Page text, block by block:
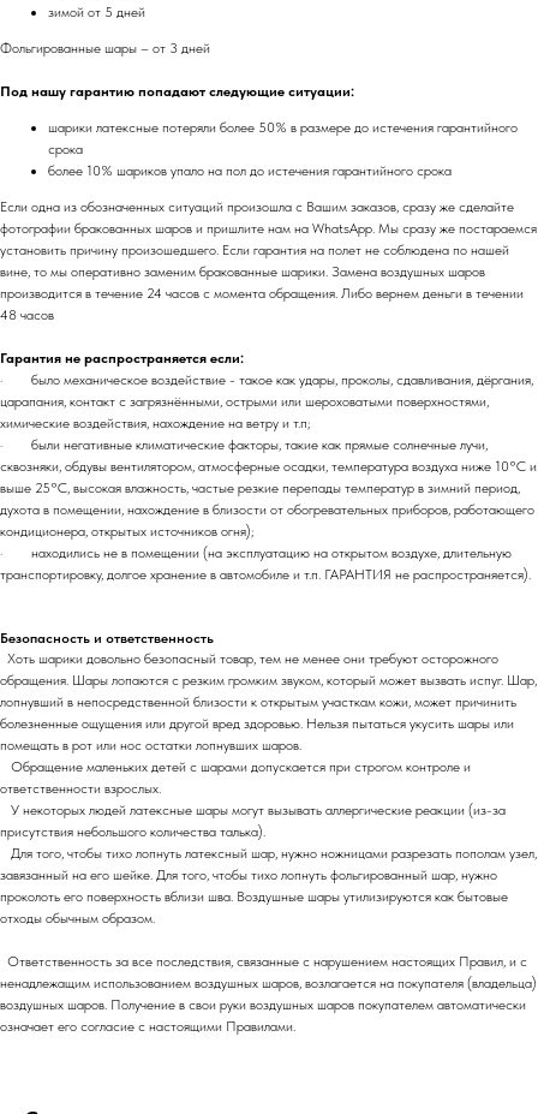
зимой от 5 дней
Фольгированные шары – от 3 дней
Под нашу гарантию попадают следующие ситуации:
шарики латексные потеряли более 50% в размере до истечения гарантийного
срока
более 10% шариков упало на пол до истечения гарантийного срока
Если одна из обозначенных ситуаций произошла с Вашим заказов, сразу же сделайте
фотографии бракованных шаров и пришлите нам на WhatsApp. Мы сразу же постараемся
установить причину произошедшего. Если гарантия на полет не соблюдена по нашей
вине, то мы оперативно заменим бракованные шарики. Замена воздушных шаров
производится в течение 24 часов с момента обращения. Либо вернем деньги в течении
48 часов
Гарантия не распространяется если:
· было механическое воздействие - такое как удары, проколы, сдавливания, дёргания,
царапания, контакт с загрязнёнными, острыми или шероховатыми поверхностями,
химические воздействия, нахождение на ветру и т.п;
· были негативные климатические факторы, такие как прямые солнечные лучи,
сквозняки, обдувы вентилятором, атмосферные осадки, температура воздуха ниже 10°C и
выше 25°C, высокая влажность, частые резкие перепады температур в зимний период,
духота в помещении, нахождение в близости от обогревательных приборов, работающего
кондиционера, открытых источников огня);
· находились не в помещении (на эксплуатацию на открытом воздухе, длительную
транспортировку, долгое хранение в автомобиле и т.п. ГАРАНТИЯ не распространяется).
Безопасность и ответственность
Хоть шарики довольно безопасный товар, тем не менее они требуют осторожного
обращения. Шары лопаются с резким громким звуком, который может вызвать испуг. Шар,
лопнувший в непосредственной близости к открытым участкам кожи, может причинить
болезненные ощущения или другой вред здоровью. Нельзя пытаться укусить шары или
помещать в рот или нос остатки лопнувших шаров.
Обращение маленьких детей с шарами допускается при строгом контроле и
ответственности взрослых.
У некоторых людей латексные шары могут вызывать аллергические реакции (из-за
присутствия небольшого количества талька).
Для того, чтобы тихо лопнуть латексный шар, нужно ножницами разрезать пополам узел,
завязанный на его шейке. Для того, чтобы тихо лопнуть фольгированный шар, нужно
проколоть его поверхность вблизи шва. Воздушные шары утилизируются как бытовые
отходы обычным образом.
Ответственность за все последствия, связанные с нарушением настоящих Правил, и с
ненадлежащим использованием воздушных шаров, возлагается на покупателя (владельца)
воздушных шаров. Получение в свои руки воздушных шаров покупателем автоматически
означает его согласие с настоящими Правилами.